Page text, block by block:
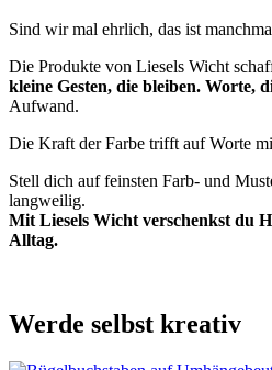
Sind wir mal ehrlich, das ist
Die Produkte von Liesels Wicht
kleine Gesten, die bleiben. Worte,
Aufwand.
Die Kraft der Farbe trifft auf Worte
Stell dich auf feinsten Farb- und
langweilig.
Mit Liesels Wicht verschenkst du
Alltag.
Werde selbst kreativ